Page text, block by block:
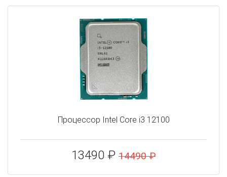
Процессор Intel Core i3 12100
13490 ₽ 14490 ₽